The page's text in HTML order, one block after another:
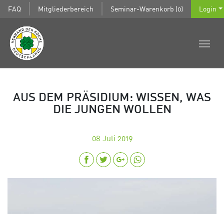
FAQ Mitgliederbereich Seminar-Warenkorb (0) Login
AUS DEM PRÄSIDIUM: WISSEN, WAS
DIE JUNGEN WOLLEN
08 Juli 2019